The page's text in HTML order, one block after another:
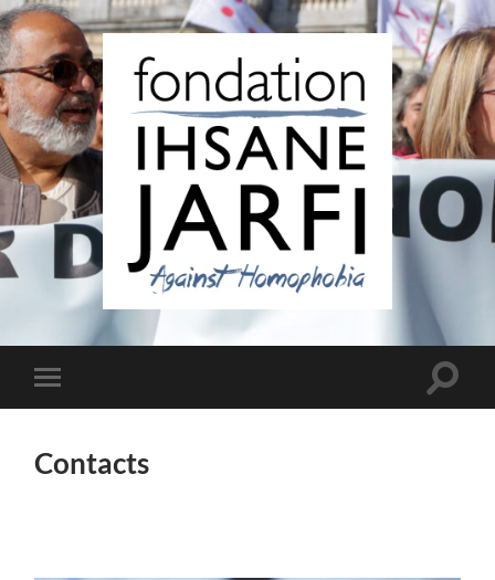
Fondation
Ihsane
Jarfi
Toggle
mobile
Toggle
Contacts